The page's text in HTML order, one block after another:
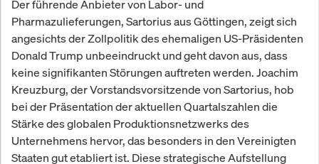
Der führende Anbieter von Labor- und
Pharmazulieferungen, Sartorius aus Göttingen, zeigt sich
angesichts der Zollpolitik des ehemaligen US-Präsidenten
Donald Trump unbeeindruckt und geht davon aus, dass
keine signifikanten Störungen auftreten werden. Joachim
Kreuzburg, der Vorstandsvorsitzende von Sartorius, hob
bei der Präsentation der aktuellen Quartalszahlen die
Stärke des globalen Produktionsnetzwerks des
Unternehmens hervor, das besonders in den Vereinigten
Staaten gut etabliert ist. Diese strategische Aufstellung